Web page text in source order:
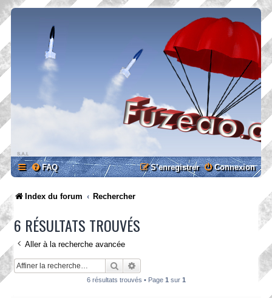
FAQ Connexion
S’enregistrer
Index du forum Rechercher
6 RÉSULTATS TROUVÉS
Aller à la recherche avancée
Rechercher
6 résultats trouvés • Page 1 sur 1